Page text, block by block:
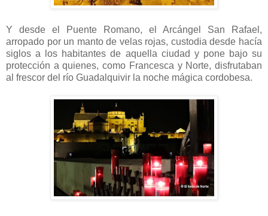
Y desde el Puente Romano, el Arcángel San Rafael,
arropado por un manto de velas rojas, custodia desde hacía
siglos a los habitantes de aquella ciudad y pone bajo su
protección a quienes, como Francesca y Norte, disfrutaban
al frescor del río Guadalquivir la noche mágica cordobesa.